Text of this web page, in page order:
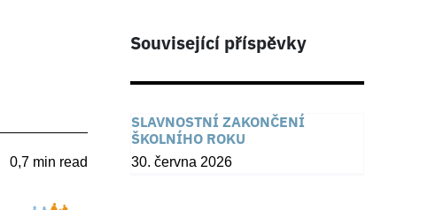
0,7 min read
Související příspěvky
SLAVNOSTNÍ ZAKONČENÍ
ŠKOLNÍHO ROKU
30. června 2026